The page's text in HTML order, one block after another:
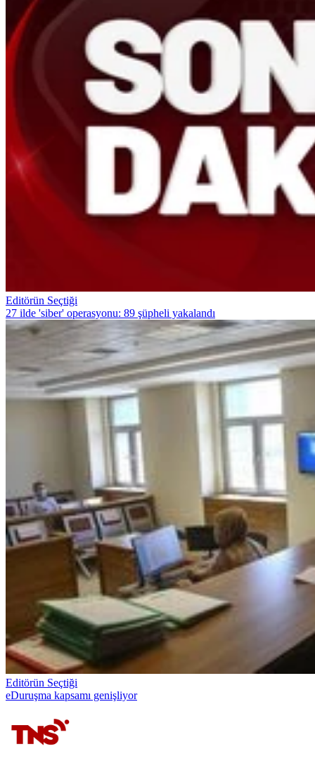
Editörün Seçtiği
27 ilde 'siber' operasyonu: 89 şüpheli yakalandı
Editörün Seçtiği
eDuruşma kapsamı genişliyor